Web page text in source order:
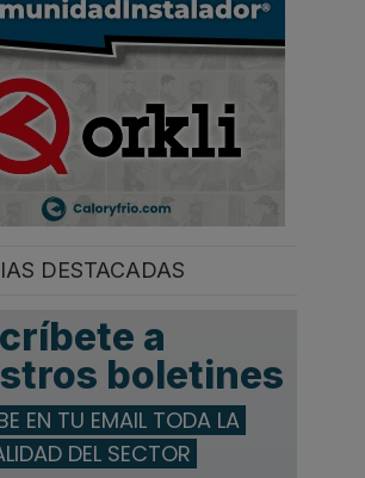
DESTACADAS
a
boletines
EN TU EMAIL TODA LA
DEL SECTOR